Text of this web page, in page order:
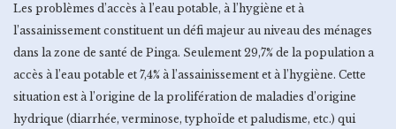
Les problèmes d’accès à l’eau potable, à l’hygiène et à
l’assainissement constituent un défi majeur au niveau des ménages
dans la zone de santé de Pinga. Seulement 29,7% de la population a
accès à l’eau potable et 7,4% à l’assainissement et à l’hygiène. Cette
situation est à l’origine de la prolifération de maladies d’origine
hydrique (diarrhée, verminose, typhoïde et paludisme, etc.) qui